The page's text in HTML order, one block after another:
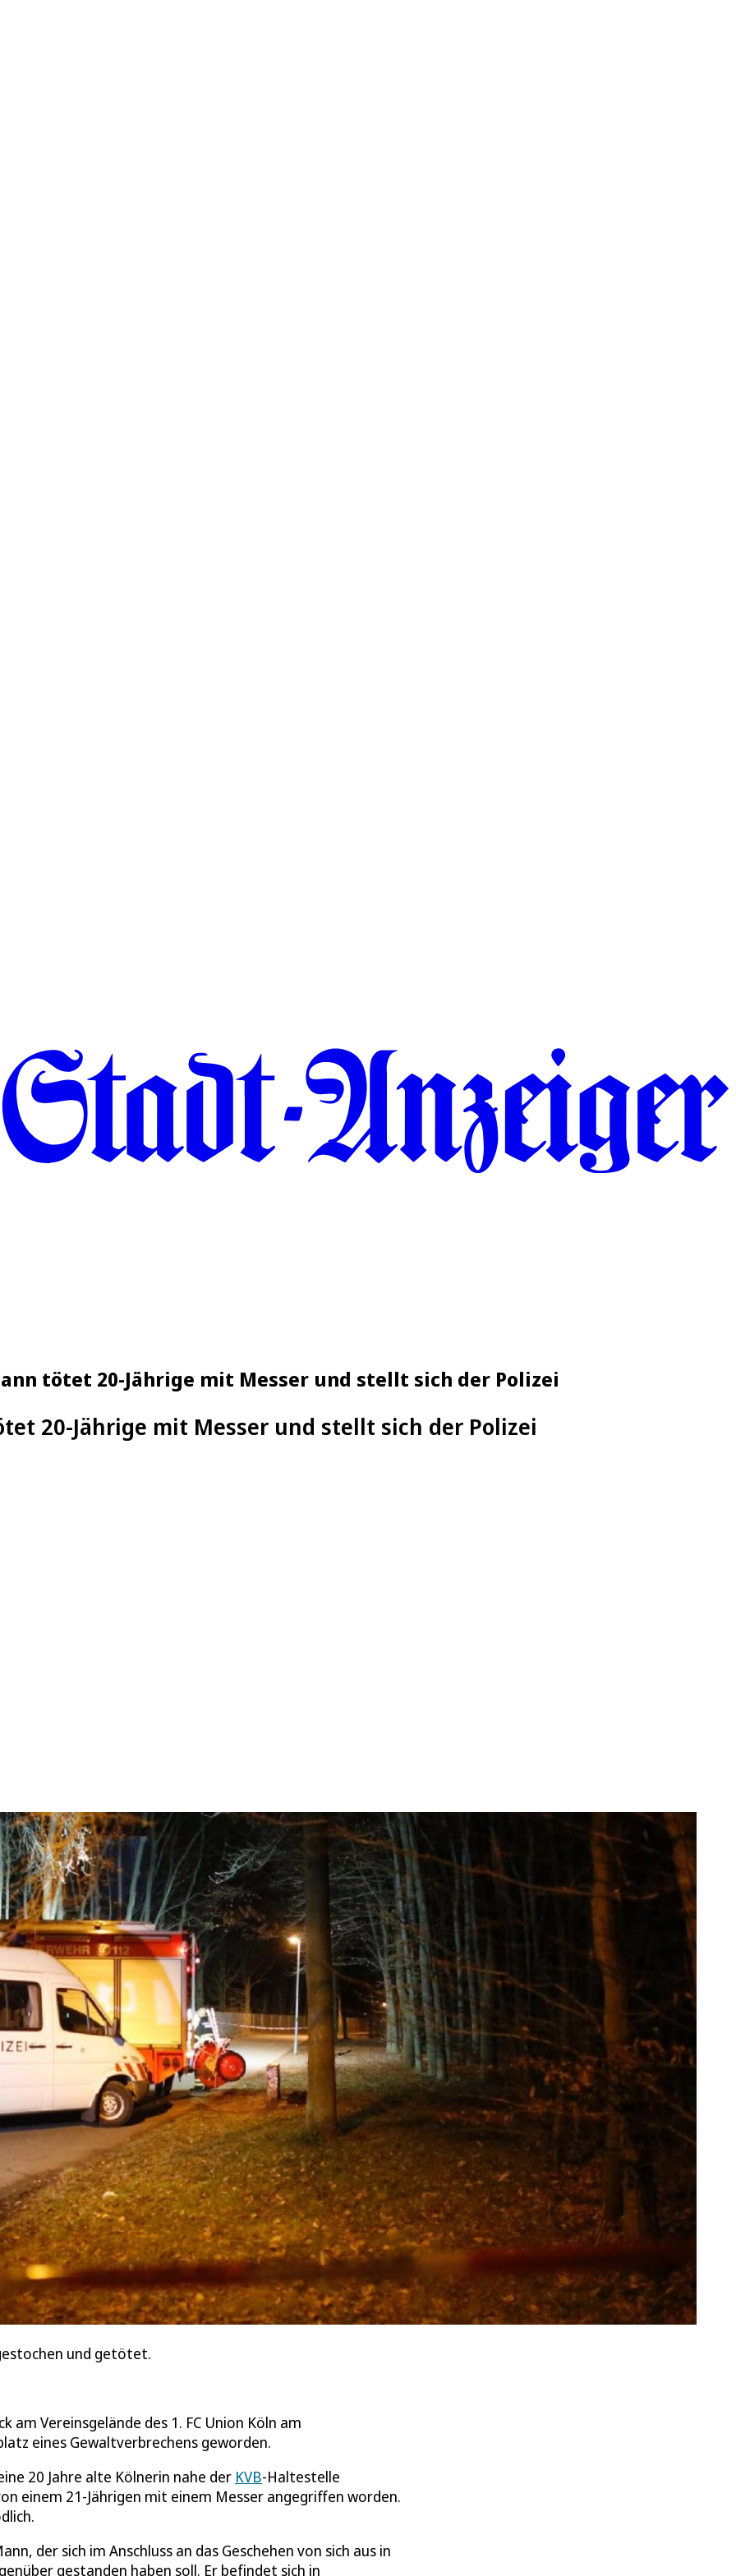
tötet 20-Jährige mit Messer und stellt sich der Polizei
20-Jährige mit Messer und stellt sich der Polizei
und getötet.
am Vereinsgelände des 1. FC Union Köln am
eines Gewaltverbrechens geworden.
20 Jahre alte Kölnerin nahe der KVB-Haltestelle
einem 21-Jährigen mit einem Messer angegriffen worden.
der sich im Anschluss an das Geschehen von sich aus in
gestanden haben soll. Er befindet sich in